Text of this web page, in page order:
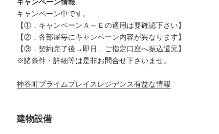
キャンペーン中です。
【①．キャンペーンＡ～Ｅの適用は要確認下さい】
【②．各部屋毎にキャンペーン内容が異なります】
【③．契約完了後→即日、ご指定口座へ振込還元】
※諸条件・詳細等は是非お問合せ下さいませ。
神谷町プライムプレイスレジデンス有益な情報
建物設備